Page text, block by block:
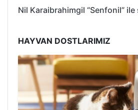
Nil Karaibrahimgil “Senfonil”
HAYVAN DOSTLARIMIZ